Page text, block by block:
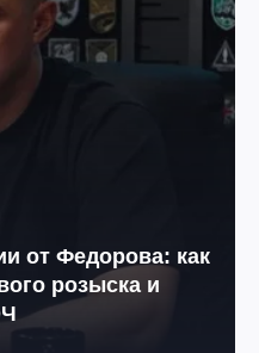
от Федорова: как
розыска и